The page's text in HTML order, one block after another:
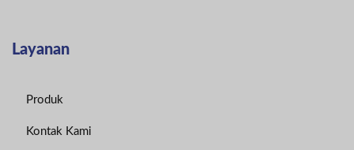
Layanan
Produk
Kontak Kami